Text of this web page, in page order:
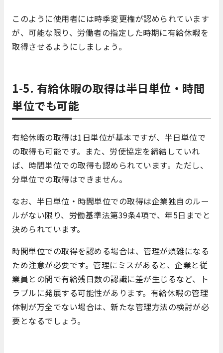
このように使用者には時季変更権が認められています
が、可能な限り、労働者の指定した時期に有給休暇を
取得させるようにしましょう。
1-5. 有給休暇の取得は半日単位・時間
単位でも可能
有給休暇の取得は1日単位が基本ですが、半日単位で
の取得も可能です。また、労使協定を締結していれ
ば、時間単位での取得も認められています。ただし、
分単位での取得はできません。
なお、半日単位・時間単位での取得は企業独自のルー
ルがない限り、労働基準法第39条4項で、年5日までと
決められています。
時間単位での取得を認める場合は、管理が煩雑になる
ため注意が必要です。管理にミスがあると、企業と従
業員との間で有給残日数の認識に差が生じるなど、ト
ラブルに発展する可能性があります。有給休暇の管理
体制が万全でない場合は、新たな管理方法の検討が必
要となるでしょう。